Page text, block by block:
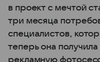
в проект с мечтой
три месяца
специалистов,
теперь она
рекламную